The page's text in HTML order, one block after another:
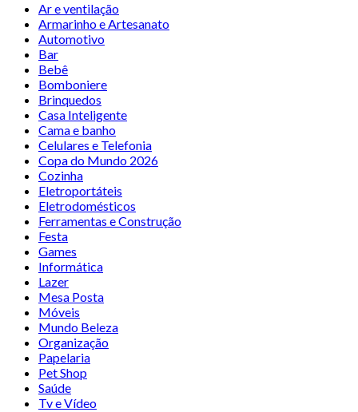
Ar e ventilação
Armarinho e Artesanato
Automotivo
Bar
Bebê
Bomboniere
Brinquedos
Casa Inteligente
Cama e banho
Celulares e Telefonia
Copa do Mundo 2026
Cozinha
Eletroportáteis
Eletrodomésticos
Ferramentas e Construção
Festa
Games
Informática
Lazer
Mesa Posta
Móveis
Mundo Beleza
Organização
Papelaria
Pet Shop
Saúde
Tv e Vídeo